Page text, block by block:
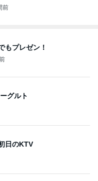
前
もプレゼン！
グルト
日のKTV